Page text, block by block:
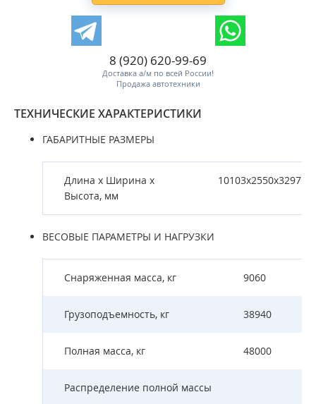
8 (920) 620-99-69
Доставка а/м по всей России!
Продажа автотехники
ТЕХНИЧЕСКИЕ ХАРАКТЕРИСТИКИ
ГАБАРИТНЫЕ РАЗМЕРЫ
Длина х Ширина х
Высота, мм
10103х2550х3297
ВЕСОВЫЕ ПАРАМЕТРЫ И НАГРУЗКИ
Снаряженная масса, кг 9060
Грузоподъемность, кг 38940
Полная масса, кг 48000
Распределение полной массы